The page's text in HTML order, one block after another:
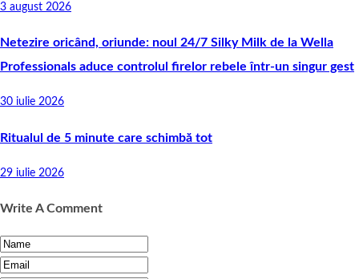
3 august 2026
Netezire oricând, oriunde: noul 24/7 Silky Milk de la Wella
Professionals aduce controlul firelor rebele într-un singur gest
30 iulie 2026
Ritualul de 5 minute care schimbă tot
29 iulie 2026
Write A Comment